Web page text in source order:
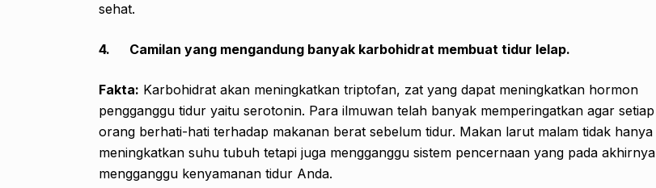
sehat.
4. Camilan yang mengandung banyak karbohidrat membuat tidur lelap.
Fakta: Karbohidrat akan meningkatkan triptofan, zat yang dapat meningkatkan hormon
pengganggu tidur yaitu serotonin. Para ilmuwan telah banyak memperingatkan agar setiap
orang berhati-hati terhadap makanan berat sebelum tidur. Makan larut malam tidak hanya
meningkatkan suhu tubuh tetapi juga mengganggu sistem pencernaan yang pada akhirnya
mengganggu kenyamanan tidur Anda.